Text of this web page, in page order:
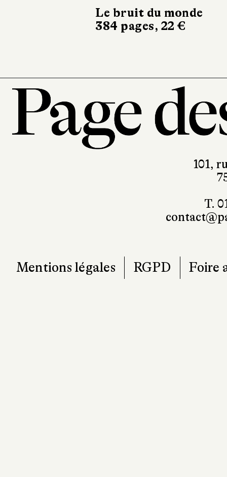
Le bruit du monde
384 pages, 22 €
128 pages, 17
101,
T.
Mentions légales RGPD Foire